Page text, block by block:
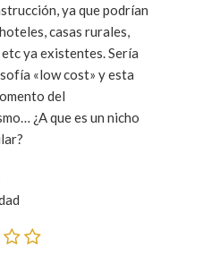
ya que podrían
casas rurales,
ya existentes. Sería
«low cost» y esta
del
¿A que es un nicho